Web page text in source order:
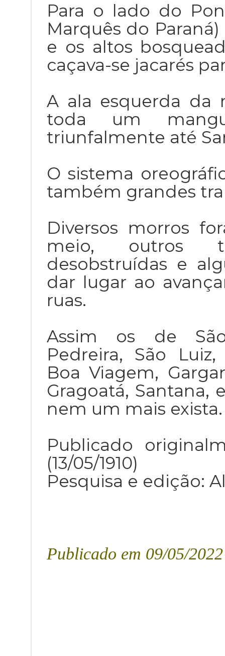
Para o lado do
Marquês do
e os altos
caçava-se jacarés
A ala esquerda da
toda um
triunfalmente até
O sistema
também grandes
Diversos morros
meio, outros
desobstruídas e
dar lugar ao
ruas.
Assim os de São
Pedreira, São
Boa Viagem,
Gragoatá, Santana,
nem um mais exista.
Publicado
(13/05/1910)
Pesquisa e edição:
Publicado em 09/05/2022